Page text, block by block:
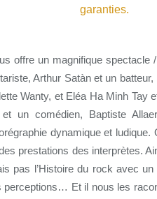
offre un magnifique
Arthur Satàn et un batteur,
Wanty, et Eléa Ha Minh Tay
un comédien, Baptiste
dynamique et ludique.
prestations des interprètes.
pas l’Histoire du rock avec
Et il nous les